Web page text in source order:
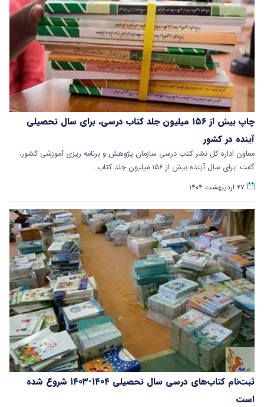
چاپ بیش از ۱۵۶ میلیون جلد کتاب درسی، برای سال تحصیلی
آینده در کشور
معاون اداره کل نشر کتب درسی سازمان پژوهش و برنامه ریزی آموزشی کشور،
گفت: برای سال آینده بیش از ۱۵۶ میلیون جلد کتاب…
۲۷ اردیبهشت ۱۴۰۴
ثبت‌نام کتاب‌های درسی سال تحصیلی ۱۴۰۴-۱۴۰۳ شروع شده
است